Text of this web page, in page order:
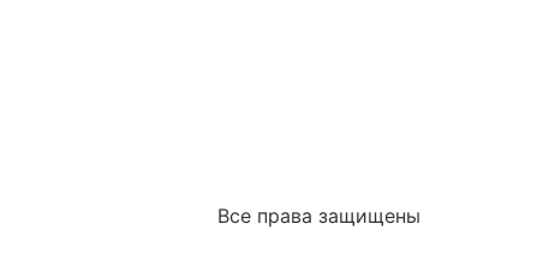
Все права защищены